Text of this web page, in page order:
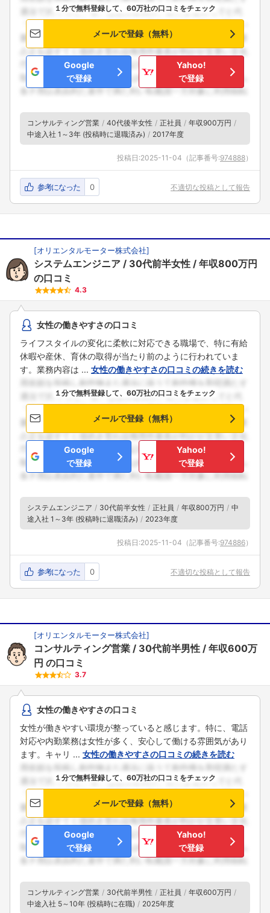
１分で無料登録して、60万社の口コミをチェック
メールで登録（無料）
Google
で登録
Yahoo!
で登録
コンサルティング営業 40代後半女性 正社員
年収900万円
中途入社 1～3年 (投稿時に退職済み)
2017年度
投稿日:2025-11-04 （記事番号:974888）
参考になった 0 不適切な投稿として報告
[オリエンタルモーター株式会社]
システムエンジニア 30代前半女性
年収800万円
の口コミ
4.3
女性の働きやすさの口コミ
ライフスタイルの変化に柔軟に対応できる職場で、特に有給
休暇や産休、育休の取得が当たり前のように行われていま
す。業務内容は ... 女性の働きやすさの口コミの続きを読む
１分で無料登録して、60万社の口コミをチェック
メールで登録（無料）
Google
で登録
Yahoo!
で登録
システムエンジニア 30代前半女性 正社員 年収800万円
中
途入社 1～3年 (投稿時に退職済み)
2023年度
投稿日:2025-11-04 （記事番号:974886）
参考になった 0 不適切な投稿として報告
[オリエンタルモーター株式会社]
コンサルティング営業 30代前半男性
年収600万
円 の口コミ
3.7
女性の働きやすさの口コミ
女性が働きやすい環境が整っていると感じます。特に、電話
対応や内勤業務は女性が多く、安心して働ける雰囲気があり
ます。キャリ ... 女性の働きやすさの口コミの続きを読む
１分で無料登録して、60万社の口コミをチェック
メールで登録（無料）
Google
で登録
Yahoo!
で登録
コンサルティング営業 30代前半男性 正社員
年収600万円
中途入社 5～10年 (投稿時に在職)
2025年度